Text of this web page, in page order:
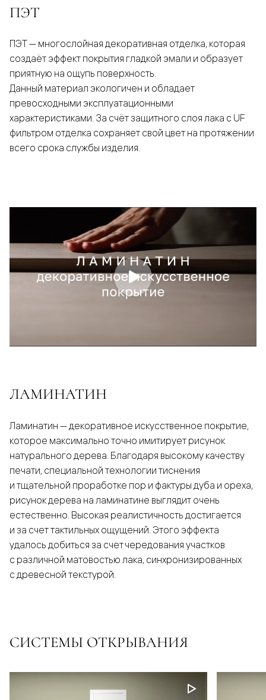
ПЭТ
ПЭТ — многослойная декоративная отделка, которая
создаёт эффект покрытия гладкой эмали и образует
приятную на ощупь поверхность.
Данный материал экологичен и обладает
превосходными эксплуатационными
характеристиками. За счёт защитного слоя лака с UF
фильтром отделка сохраняет свой цвет на протяжении
всего срока службы изделия.
ЛАМИНАТИН
Ламинатин — декоративное искусственное покрытие,
которое максимально точно имитирует рисунок
натурального дерева. Благодаря высокому качеству
печати, специальной технологии тиснения
и тщательной проработке пор и фактуры дуба и ореха,
рисунок дерева на ламинатине выглядит очень
естественно. Высокая реалистичность достигается
и за счет тактильных ощущений. Этого эффекта
удалось добиться за счет чередования участков
с различной матовостью лака, синхронизированных
с древесной текстурой.
СИСТЕМЫ ОТКРЫВАНИЯ